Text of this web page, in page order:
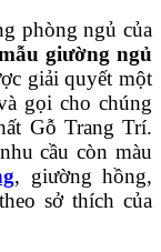
phòng ngủ của
giường ngủ
giải quyết một
gọi cho chúng
Gỗ Trang Trí.
cầu còn màu
, giường hồng,
sở thích của